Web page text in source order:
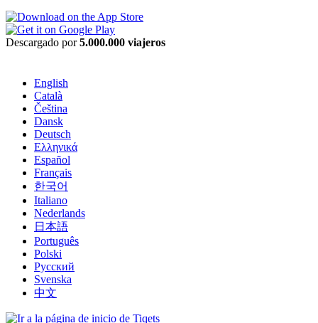
Descargado por5.000.000 viajeros
English
Català
Čeština
Dansk
Deutsch
Ελληνικά
Español
Français
한국어
Italiano
Nederlands
日本語
Português
Polski
Русский
Svenska
中文